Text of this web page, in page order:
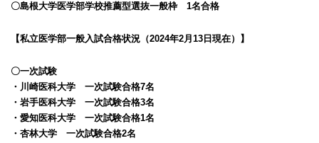
〇島根大学医学部学校推薦型選抜一般枠 1名合格
【私立医学部一般入試合格状況（2024年2月13日現在）】
〇一次試験
・川崎医科大学 一次試験合格7名
・岩手医科大学 一次試験合格3名
・愛知医科大学 一次試験合格1名
・杏林大学 一次試験合格2名